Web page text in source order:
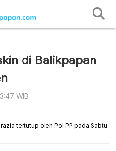
di Balikpapan
WIB
tertutup oleh Pol PP pada Sabtu